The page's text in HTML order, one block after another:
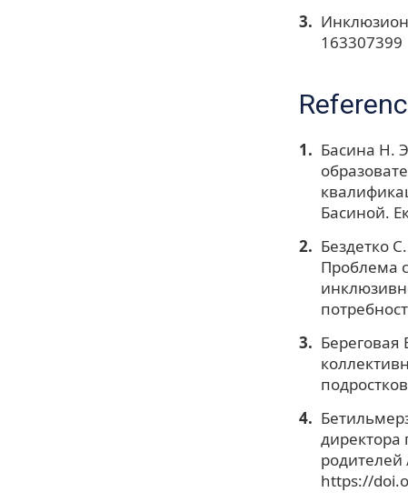
163307399
Басина Н.
Басиной.
Бездетко
Проблема
Береговая
https://